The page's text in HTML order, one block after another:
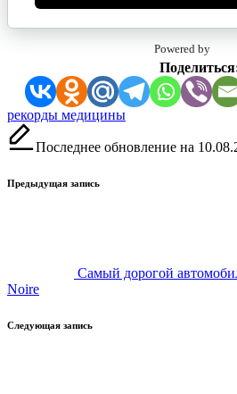
Powered by
Метки:
рекорды медицины
Последнее обновление на
Навигация
Предыдущая запись
Самый дорогой
Noire
Следующая запись